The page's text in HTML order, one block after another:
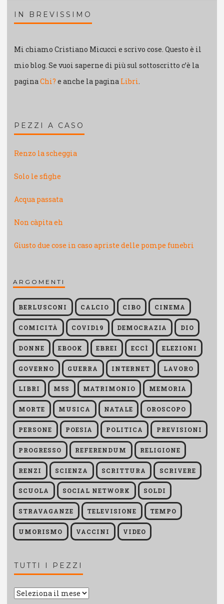
articoli
IN BREVISSIMO
Mi chiamo Cristiano Micucci e scrivo cose. Questo è il
mio blog. Se vuoi saperne di più sul sottoscritto c’è la
paginaChi? e anche la pagina Libri.
PEZZI A CASO
Renzo la scheggia
Solo le sfighe
Acqua passata
Non càpita eh
Giusto due cose in caso apriste delle pompe funebri
ARGOMENTI
BERLUSCONI CALCIO CIBO CINEMA
COMICITÀ COVID19 DEMOCRAZIA DIO
DONNE EBOOK EBREI ECCÌ ELEZIONI
GOVERNO GUERRA INTERNET LAVORO
LIBRI M5S MATRIMONIO MEMORIA
MORTE MUSICA NATALE OROSCOPO
PERSONE POESIA POLITICA PREVISIONI
PROGRESSO REFERENDUM RELIGIONE
RENZI SCIENZA SCRITTURA SCRIVERE
SCUOLA SOCIAL NETWORK SOLDI
STRAVAGANZE TELEVISIONE TEMPO
UMORISMO VACCINI VIDEO
TUTTI I PEZZI
Tutti